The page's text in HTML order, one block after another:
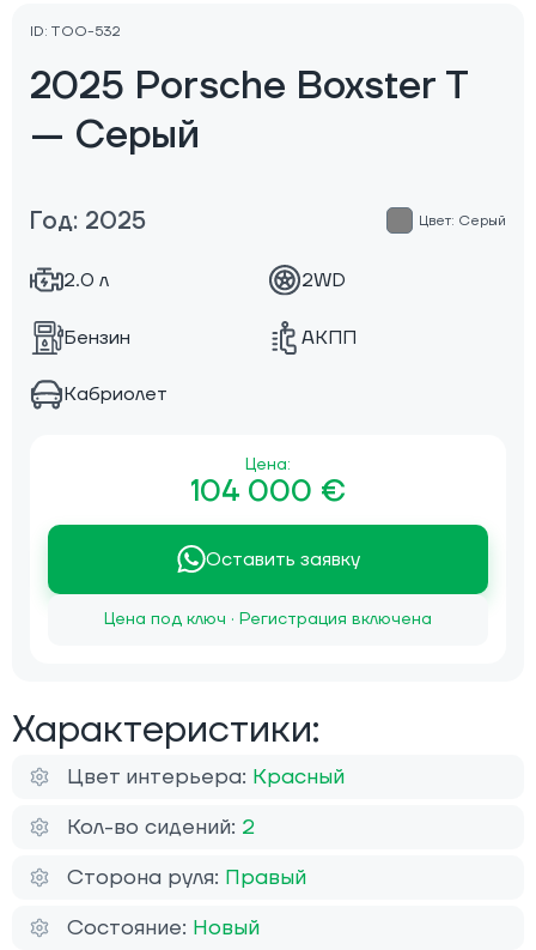
ID: TOO-532
2025 Porsche Boxster T
— Серый
Год: 2025 Цвет: Серый
2.0 л 2WD
Бензин АКПП
Кабриолет
Цена:
104 000 €
Оставить заявку
Цена под ключ · Регистрация включена
Характеристики:
Цвет интерьера: Красный
Кол-во сидений: 2
Сторона руля: Правый
Состояние: Новый